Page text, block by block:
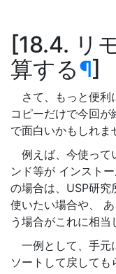
18.4. リ
算する¶
さて、もっと便利
コピーだけで今回
で面白いかもしれま
例えば、今使って
ンド等が インスト
の場合は、USP研
使いたい場合や、
う場合がこれに相当
一例として、手元
ソートして戻しても